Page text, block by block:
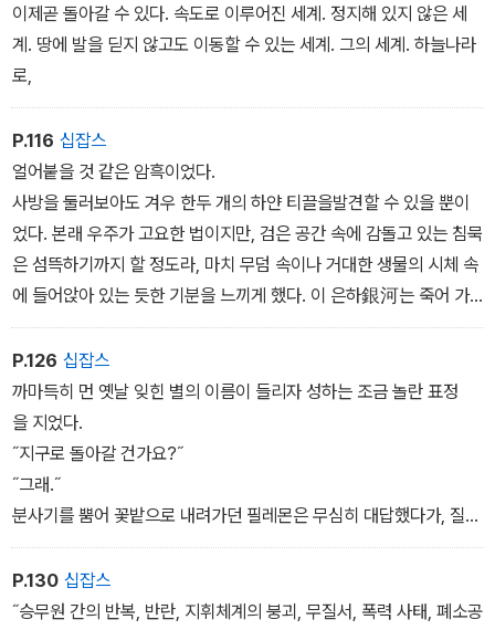
이제곧 돌아갈 수 있다. 속도로 이루어진 세계. 정지해 있지 않은 세
계. 땅에 발을 딛지 않고도 이동할 수 있는 세계. 그의 세계. 하늘나라
로,
P.116 십잡스
얼어붙을 것 같은 암흑이었다.
사방을 둘러보아도 겨우 한두 개의 하얀 티끌을발견할 수 있을 뿐이
었다. 본래 우주가 고요한 법이지만, 검은 공간 속에 감돌고 있는 침묵
은 섬뜩하기까지 할 정도라, 마치 무덤 속이나 거대한 생물의 시체 속
에 들어앉아 있는 듯한 기분을 느끼게 했다. 이 은하銀河는 죽어 가
는 듯했다.
P.126 십잡스
까마득히 먼 옛날 잊힌 별의 이름이 들리자 성하는 조금 놀란 표정
을 지었다.
˝지구로 돌아갈 건가요?˝
˝그래.˝
분사기를 뿜어 꽃밭으로 내려가던 필레몬은 무심히 대답했다가, 질
문 자체가 의외라는 표정으로 되물었다.
˝달리 갈 곳이 있겠어?˝
˝지구는 죽었어요.˝
P.130 십잡스
˝승무원 간의 반복, 반란, 지휘체계의 붕괴, 무질서, 폭력 사태, 폐소공